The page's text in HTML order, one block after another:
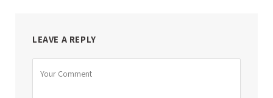
LEAVE A REPLY